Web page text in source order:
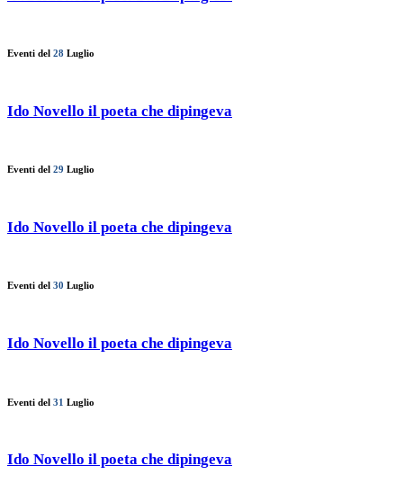
Eventi del 28 Luglio
Ido Novello il poeta che dipingeva
Eventi del 29 Luglio
Ido Novello il poeta che dipingeva
Eventi del 30 Luglio
Ido Novello il poeta che dipingeva
Eventi del 31 Luglio
Ido Novello il poeta che dipingeva